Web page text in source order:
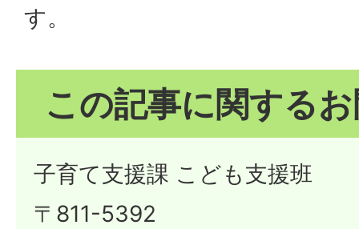
す。
この記事に関する
子育て支援課 こども支援班
​​​​​​​〒811-5392